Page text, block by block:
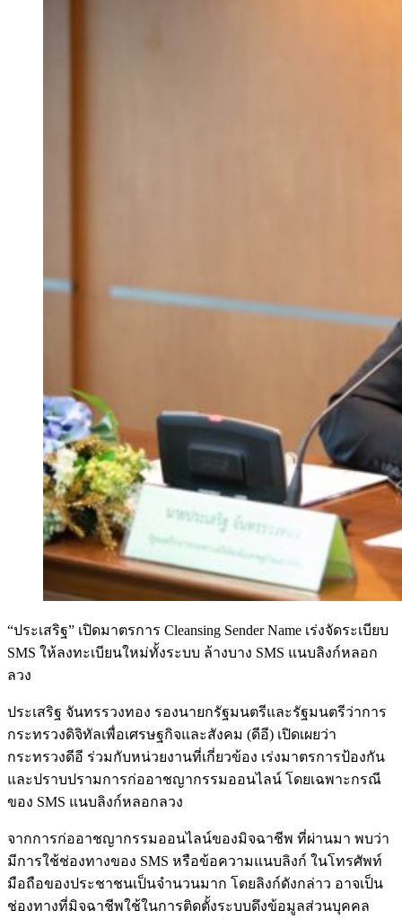
“ประเสริฐ” เปิดมาตรการ Cleansing Sender Name เร่งจัดระเบียบ
SMS ให้ลงทะเบียนใหม่ทั้งระบบ ล้างบาง SMS แนบลิงก์หลอก
ลวง
ประเสริฐ จันทรรวงทอง รองนายกรัฐมนตรีและรัฐมนตรีว่าการ
กระทรวงดิจิทัลเพื่อเศรษฐกิจและสังคม (ดีอี) เปิดเผยว่า
กระทรวงดีอี ร่วมกับหน่วยงานที่เกี่ยวข้อง เร่งมาตรการป้องกัน
และปราบปรามการก่ออาชญากรรมออนไลน์ โดยเฉพาะกรณี
ของ SMS แนบลิงก์หลอกลวง
จากการก่ออาชญากรรมออนไลน์ของมิจฉาชีพ ที่ผ่านมา พบว่า
มีการใช้ช่องทางของ SMS หรือข้อความแนบลิงก์ ในโทรศัพท์
มือถือของประชาชนเป็นจำนวนมาก โดยลิงก์ดังกล่าว อาจเป็น
ช่องทางที่มิจฉาชีพใช้ในการติดตั้งระบบดึงข้อมูลส่วนบุคคล